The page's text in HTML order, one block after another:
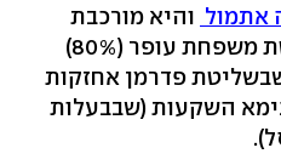
אתמול והיא מורכבת
מהחברה לישראל שבשליטת משפחת עופר (80%)
פדרמן אחזקות
השקעות (שבבעלות